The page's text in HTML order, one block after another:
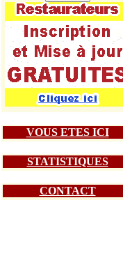
VOUS ETES ICI
STATISTIQUES
CONTACT